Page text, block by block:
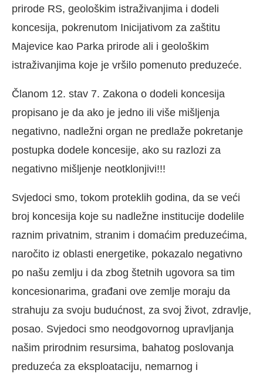
prirode RS, geološkim istraživanjima i dodeli
koncesija, pokrenutom Inicijativom za zaštitu
Majevice kao Parka prirode ali i geološkim
istraživanjima koje je vršilo pomenuto preduzeće.
Članom 12. stav 7. Zakona o dodeli koncesija
propisano je da ako je jedno ili više mišljenja
negativno, nadležni organ ne predlaže pokretanje
postupka dodele koncesije, ako su razlozi za
negativno mišljenje neotklonjivi!!!
Svjedoci smo, tokom proteklih godina, da se veći
broj koncesija koje su nadležne institucije dodelile
raznim privatnim, stranim i domaćim preduzećima,
naročito iz oblasti energetike, pokazalo negativno
po našu zemlju i da zbog štetnih ugovora sa tim
koncesionarima, građani ove zemlje moraju da
strahuju za svoju budućnost, za svoj život, zdravlje,
posao. Svjedoci smo neodgovornog upravljanja
našim prirodnim resursima, bahatog poslovanja
preduzeća za eksploataciju, nemarnog i